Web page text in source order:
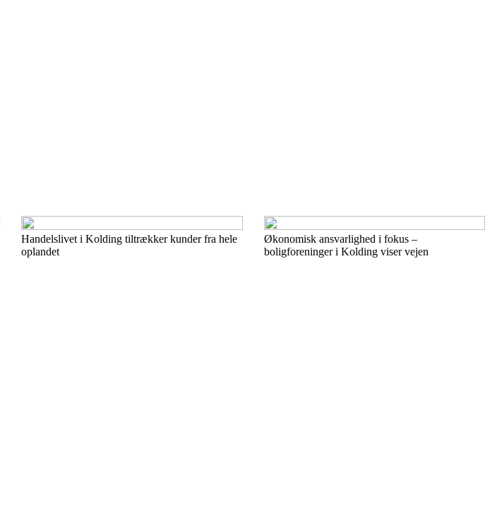
Handelslivet i Kolding tiltrækker kunder fra hele
oplandet
Økonomisk ansvarlighed i fokus –
boligforeninger i Kolding viser vejen